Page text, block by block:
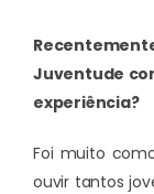
Juventude
experiência?
Foi muito
ouvir tantos